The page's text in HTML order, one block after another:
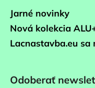
Jarné novinky
Nová kolekcia
Lacnastavba.eu sa
Odoberať